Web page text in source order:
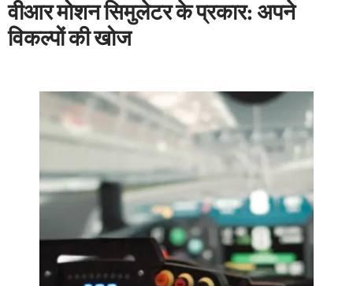
वीआर मोशन सिमुलेटर के प्रकार: अपने
विकल्पों की खोज